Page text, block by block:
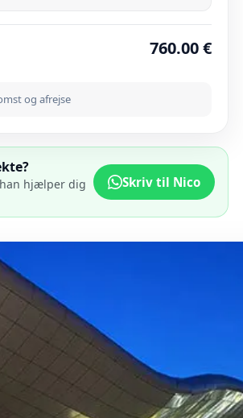
760.00€
og afrejse
hjælper dig
Skriv til Nico